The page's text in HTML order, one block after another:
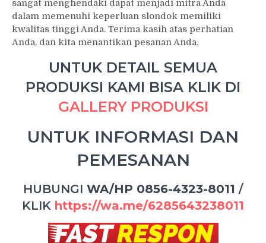
sangat menghendaki dapat menjadi mitra Anda
dalam memenuhi keperluan slondok memiliki
kwalitas tinggi Anda. Terima kasih atas perhatian
Anda, dan kita menantikan pesanan Anda.
UNTUK DETAIL SEMUA
PRODUKSI KAMI BISA KLIK DI
GALLERY PRODUKSI
UNTUK INFORMASI DAN
PEMESANAN
HUBUNGI WA/HP 0856-4323-8011 /
KLIK https://wa.me/6285643238011